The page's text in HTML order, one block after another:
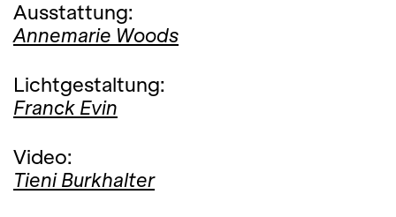
Ausstattung:
Annemarie Woods
Lichtgestaltung:
Franck Evin
Video:
Tieni Burkhalter